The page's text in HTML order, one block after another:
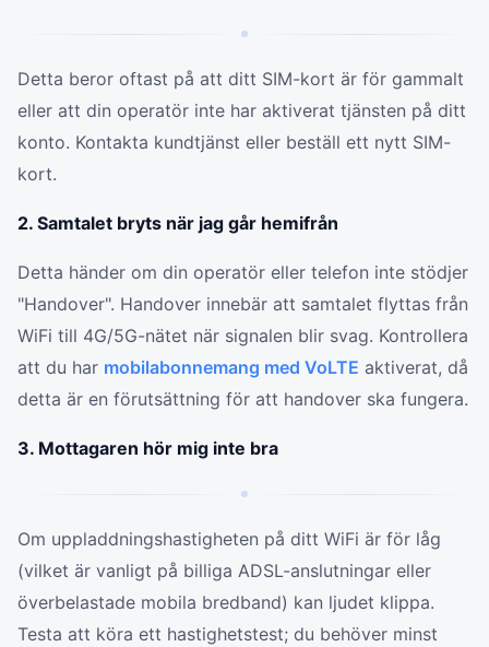
Detta beror oftast på att ditt SIM-kort är för gammalt
eller att din operatör inte har aktiverat tjänsten på ditt
konto. Kontakta kundtjänst eller beställ ett nytt SIM-
kort.
2. Samtalet bryts när jag går hemifrån
Detta händer om din operatör eller telefon inte stödjer
"Handover". Handover innebär att samtalet flyttas från
WiFi till 4G/5G-nätet när signalen blir svag. Kontrollera
att du har mobilabonnemang med VoLTE aktiverat, då
detta är en förutsättning för att handover ska fungera.
3. Mottagaren hör mig inte bra
Om uppladdningshastigheten på ditt WiFi är för låg
(vilket är vanligt på billiga ADSL-anslutningar eller
överbelastade mobila bredband) kan ljudet klippa.
Testa att köra ett hastighetstest; du behöver minst